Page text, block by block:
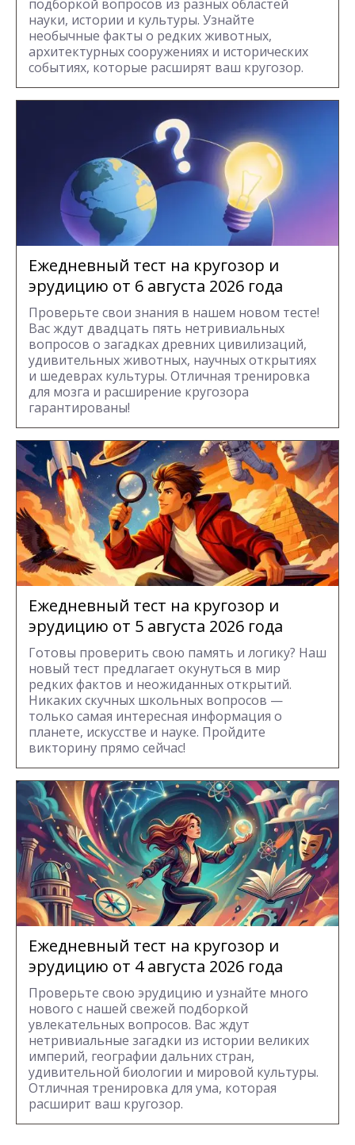
подборкой вопросов из разных областей
науки, истории и культуры. Узнайте
необычные факты о редких животных,
архитектурных сооружениях и исторических
событиях, которые расширят ваш кругозор.
Ежедневный тест на кругозор и
эрудицию от 6 августа 2026 года
Проверьте свои знания в нашем новом тесте!
Вас ждут двадцать пять нетривиальных
вопросов о загадках древних цивилизаций,
удивительных животных, научных открытиях
и шедеврах культуры. Отличная тренировка
для мозга и расширение кругозора
гарантированы!
Ежедневный тест на кругозор и
эрудицию от 5 августа 2026 года
Готовы проверить свою память и логику? Наш
новый тест предлагает окунуться в мир
редких фактов и неожиданных открытий.
Никаких скучных школьных вопросов —
только самая интересная информация о
планете, искусстве и науке. Пройдите
викторину прямо сейчас!
Ежедневный тест на кругозор и
эрудицию от 4 августа 2026 года
Проверьте свою эрудицию и узнайте много
нового с нашей свежей подборкой
увлекательных вопросов. Вас ждут
нетривиальные загадки из истории великих
империй, географии дальних стран,
удивительной биологии и мировой культуры.
Отличная тренировка для ума, которая
расширит ваш кругозор.